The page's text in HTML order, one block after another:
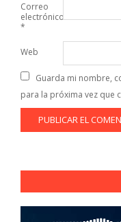
Correo
electrónico
*
Web
Guarda mi nombre,
para la próxima vez que